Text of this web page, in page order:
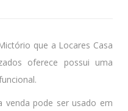
que a Locares Casa
oferece possui uma
venda pode ser usado em